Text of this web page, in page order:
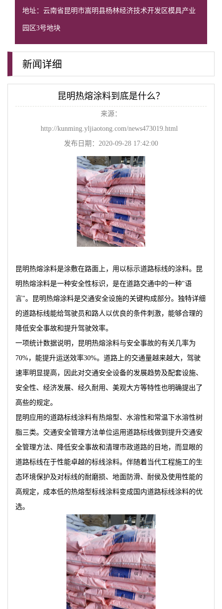
地址：云南省昆明市嵩明县杨林经济技术开发区模具产业
园区3号地块
新闻详细
昆明热熔涂料到底是什么？
来源：
http://kunming.yljiaotong.com/news473019.html
发布日期：2020-09-28 17:42:00
昆明热熔涂料是涂敷在路面上，用以标示道路标线的涂料。昆
明热熔涂料是一种安全性标识，是在道路交通中的一种"语
言"。昆明热熔涂料是交通安全设施的关键构成部分。独特详细
的道路标线能给驾驶员和路人以优良的条件刺激，能够合理的
降低安全事故和提升驾驶效率。
一项统计数据说明，昆明热熔涂料与安全事故的有关几率为
70%，能提升运送效率30%。道路上的交通量越来越大，驾驶
速率明显提高，因此对交通安全设备的发展趋势及配套设施、
安全性、经济发展、经久耐用、美观大方等特性也明确提出了
高些的规定。
昆明应用的道路标线涂料有热熔型、水溶性和常温下水溶性树
脂三类。交通安全管理方法单位运用道路标线做到提升交通安
全管理方法、降低安全事故和清理市政道路的目地，而显眼的
道路标线在于性能卓越的标线涂料。伴随着当代工程施工的生
态环境保护及对标线的耐磨损、地面防滑、耐侯及使用性能的
高规定，成本低的热熔型标线涂料变成国内道路标线涂料的优
选。